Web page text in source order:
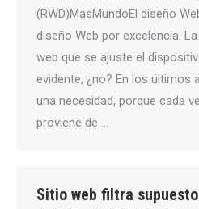
(RWD)MasMundoEl diseño
diseño Web por excelencia.
web que se ajuste el
evidente, ¿no? En los últimos
una necesidad, porque cada
proviene de …
Sitio web filtra